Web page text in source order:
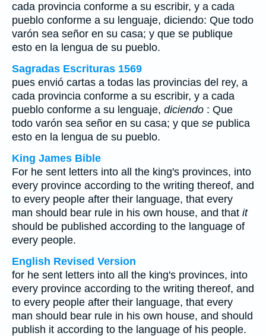
cada provincia conforme a su escribir, y a cada
pueblo conforme a su lenguaje, diciendo: Que todo
varón sea señor en su casa; y que se publique
esto en la lengua de su pueblo.
Sagradas Escrituras 1569
pues envió cartas a todas las provincias del rey, a
cada provincia conforme a su escribir, y a cada
pueblo conforme a su lenguaje, diciendo : Que
todo varón sea señor en su casa; y que se publica
esto en la lengua de su pueblo.
King James Bible
For he sent letters into all the king's provinces, into
every province according to the writing thereof, and
to every people after their language, that every
man should bear rule in his own house, and that it
should be published according to the language of
every people.
English Revised Version
for he sent letters into all the king's provinces, into
every province according to the writing thereof, and
to every people after their language, that every
man should bear rule in his own house, and should
publish it according to the language of his people.